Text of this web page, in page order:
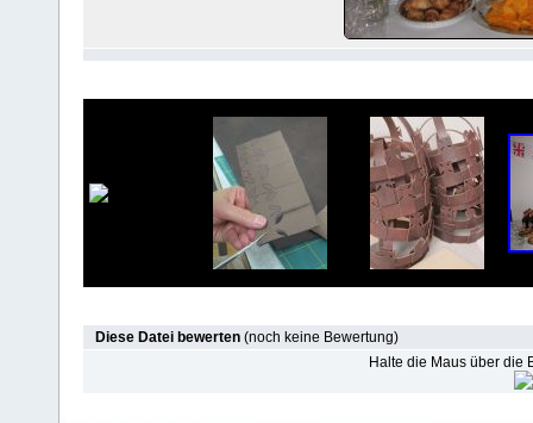
Diese Datei bewerten (noch keine Bewertung)
Halte die Maus über die